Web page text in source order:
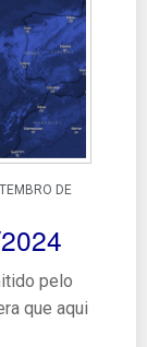
DE
pelo
que aqui